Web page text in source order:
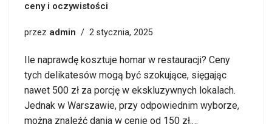
ceny i oczywistości
przez admin 2 stycznia, 2025
Ile naprawdę kosztuje homar w restauracji? Ceny
tych delikatesów mogą być szokujące, sięgając
nawet 500 zł za porcję w ekskluzywnych lokalach.
Jednak w Warszawie, przy odpowiednim wyborze,
można znaleźć dania w cenie od 150 zł.…